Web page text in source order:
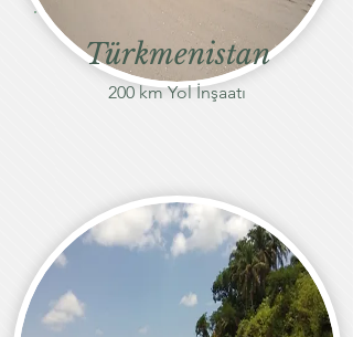
Türkmenistan
200 km Yol İnşaatı